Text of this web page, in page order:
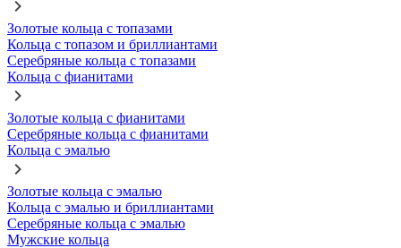
Золотые кольца с топазами
Кольца с топазом и бриллиантами
Серебряные кольца с топазами
Кольца с фианитами
Золотые кольца с фианитами
Серебряные кольца с фианитами
Кольца с эмалью
Золотые кольца с эмалью
Кольца с эмалью и бриллиантами
Серебряные кольца с эмалью
Мужские кольца